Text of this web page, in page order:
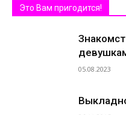
Это Вам пригодится!
05.08.2023